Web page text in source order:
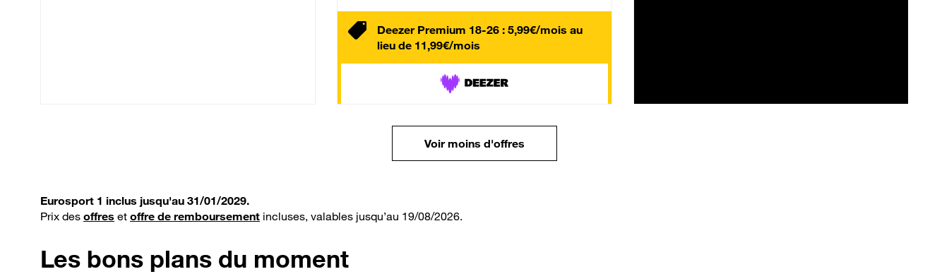
Deezer Premium 18-26 : 5,99€/mois au
lieu de 11,99€/mois
Voir moins d'offres
Eurosport 1 inclus jusqu'au 31/01/2029.
Prix des offres et offre de remboursement incluses, valables jusqu’au 19/08/2026.
Les bons plans du moment